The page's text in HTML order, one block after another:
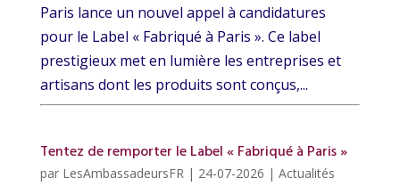
Paris lance un nouvel appel à candidatures
pour le Label « Fabriqué à Paris ». Ce label
prestigieux met en lumière les entreprises et
artisans dont les produits sont conçus,...
Tentez de remporter le Label « Fabriqué à Paris »
par LesAmbassadeursFR| 24-07-2026 | Actualités